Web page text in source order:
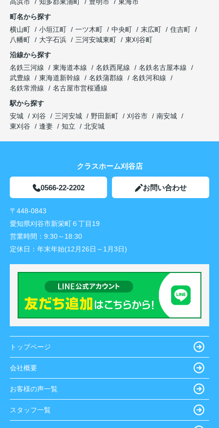
町名から探す
横山町
小垣江町 一ツ木町 中央町 末広町
住吉町
八幡町
大字石浜 三河安城東町
東刈谷町
沿線から探す
名鉄三河線
東海道本線 名鉄西尾線
名鉄名古屋本線
武豊線
東海道新幹線 名鉄蒲郡線
名鉄河和線
名鉄常滑線
名古屋市営桜通線
駅から探す
安城
刈谷 三河安城 野田新町 刈谷市
南安城
東刈谷
逢妻 知立 北安城
クラスホーム刈谷店
0566-22-2202 お問い合わせ
〒448-0843
愛知県刈谷市新栄町６丁目19
営業時間： 9:30～18:30
定休日： 年末年始(12月26日～1月3日)
トップページ
会社概要
お客様の声一覧
スタッフ一覧